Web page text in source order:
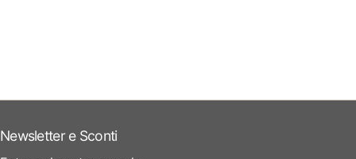
Newsletter e Sconti